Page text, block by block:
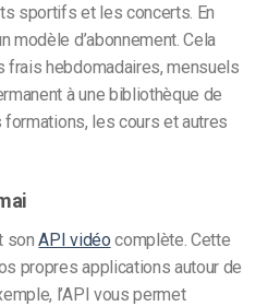
sportifs et les concerts. En
modèle d’abonnement. Cela
hebdomadaires, mensuels
à une bibliothèque de
formations, les cours et autres
sonAPI vidéo complète. Cette
propres applications autour de
l’API vous permet